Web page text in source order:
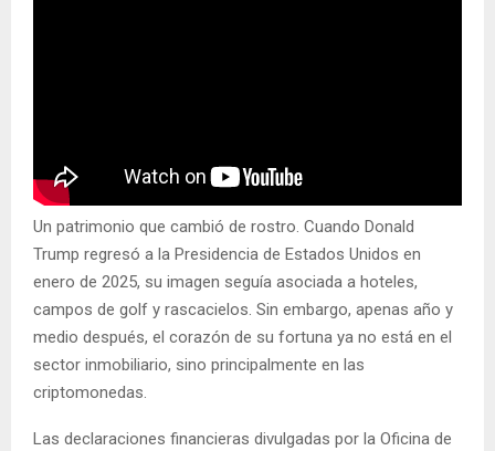
Un patrimonio que cambió de rostro. Cuando Donald
Trump regresó a la Presidencia de Estados Unidos en
enero de 2025, su imagen seguía asociada a hoteles,
campos de golf y rascacielos. Sin embargo, apenas año y
medio después, el corazón de su fortuna ya no está en el
sector inmobiliario, sino principalmente en las
criptomonedas.
Las declaraciones financieras divulgadas por la Oficina de